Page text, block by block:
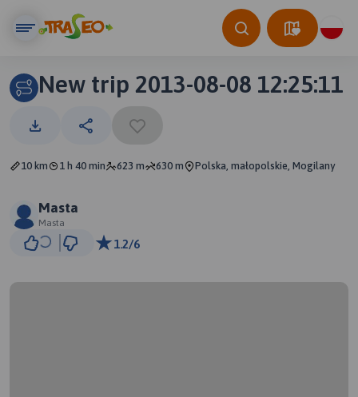
New trip 2013-08-08 12:25:11
10 km 1 h 40 min 623 m 630 m Polska, małopolskie, Mogilany
Masta
Masta
1.2/6